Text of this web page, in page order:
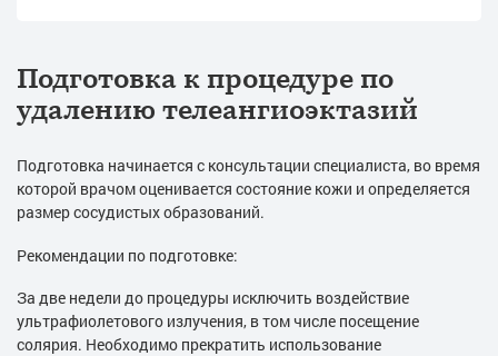
Подготовка к процедуре по
удалению телеангиоэктазий
Подготовка начинается с консультации специалиста, во время
которой врачом оценивается состояние кожи и определяется
размер сосудистых образований.
Рекомендации по подготовке:
За две недели до процедуры исключить воздействие
ультрафиолетового излучения, в том числе посещение
солярия. Необходимо прекратить использование